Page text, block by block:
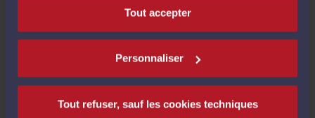
Tout accepter
Personnaliser
Tout refuser, sauf les cookies techniques
considérables. Parmi les plateformes récemment observées figure ...